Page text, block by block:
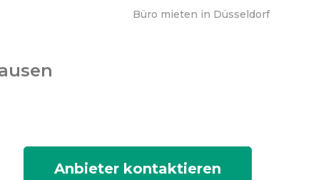
Büro mieten in Düsseldorf
Anbieter kontaktieren